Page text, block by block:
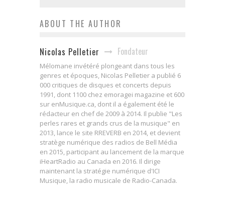
ABOUT THE AUTHOR
Nicolas Pelletier Fondateur
Mélomane invétéré plongeant dans tous les
genres et époques, Nicolas Pelletier a publié 6
000 critiques de disques et concerts depuis
1991, dont 1100 chez emoragei magazine et 600
sur enMusique.ca, dont il a également été le
rédacteur en chef de 2009 à 2014. Il publie "Les
perles rares et grands crus de la musique" en
2013, lance le site RREVERB en 2014, et devient
stratège numérique des radios de Bell Média
en 2015, participant au lancement de la marque
iHeartRadio au Canada en 2016. Il dirige
maintenant la stratégie numérique d'ICI
Musique, la radio musicale de Radio-Canada.